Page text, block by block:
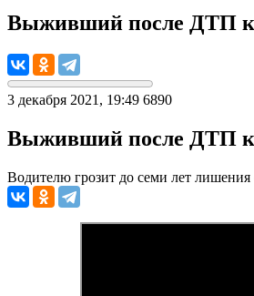
Выживший после ДТП
3 декабря 2021, 19:49 6890
Выживший после ДТП
Водителю грозит до семи лет